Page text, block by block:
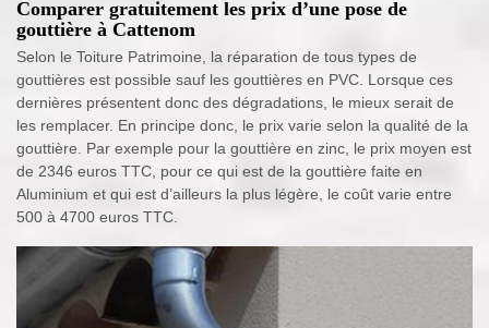
Comparer gratuitement les prix d’une pose de
gouttière à Cattenom
Selon le Toiture Patrimoine, la réparation de tous types de
gouttières est possible sauf les gouttières en PVC. Lorsque ces
dernières présentent donc des dégradations, le mieux serait de
les remplacer. En principe donc, le prix varie selon la qualité de la
gouttière. Par exemple pour la gouttière en zinc, le prix moyen est
de 2346 euros TTC, pour ce qui est de la gouttière faite en
Aluminium et qui est d’ailleurs la plus légère, le coût varie entre
500 à 4700 euros TTC.